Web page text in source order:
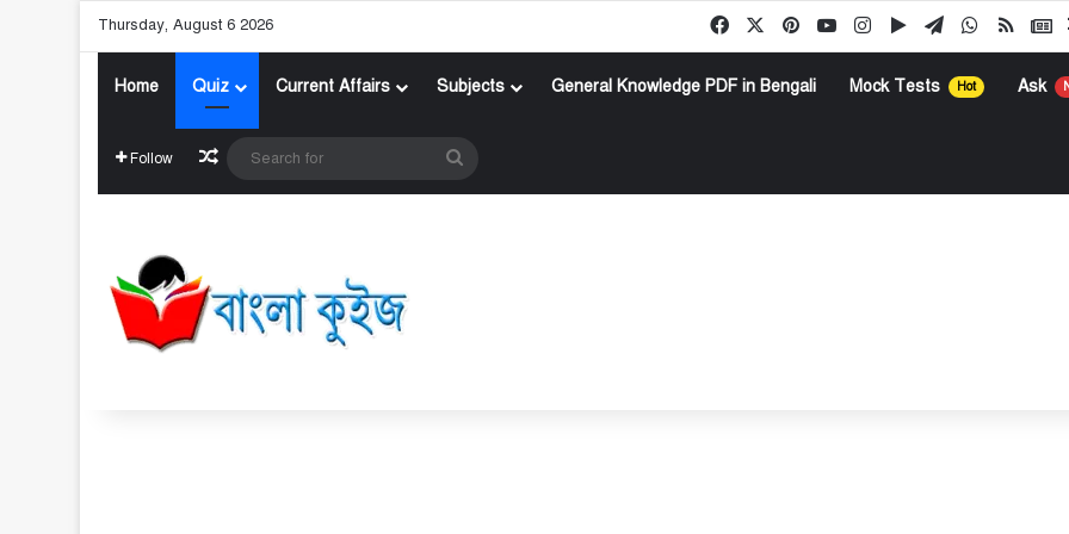
Thursday, August 6 2026 FacebookPinterestYouTubeInstagramGoogle Play
TelegramWhatsApp
RSS
Home Quiz Current Affairs Subjects General Knowledge PDF in Bengali Mock Tests Hot Ask
Follow Random Article
for